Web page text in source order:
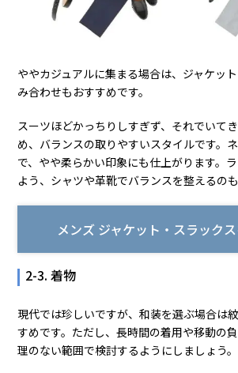
ややカジュアルに集まる場合は、ジャケッ
み合わせもおすすめです。
スーツほどかっちりしすぎず、それでいて
め、バランスの取りやすいスタイルです。
で、やや柔らかい印象にも仕上がります。
よう、シャツや革靴でバランスを整えるのも
メンズ ジャケット・スラック
2-3. 着物
現代では珍しいですが、和装を選ぶ場合は
すめです。ただし、長時間の着用や移動の
理のない範囲で検討するようにしましょう。